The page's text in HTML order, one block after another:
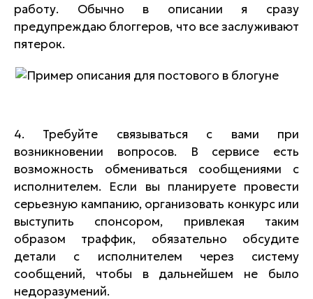
работу. Обычно в описании я сразу
предупреждаю блоггеров, что все заслуживают
пятерок.
4. Требуйте связываться с вами при
возникновении вопросов. В сервисе есть
возможность обмениваться сообщениями с
исполнителем. Если вы планируете провести
серьезную кампанию, организовать конкурс или
выступить спонсором, привлекая таким
образом траффик, обязательно обсудите
детали с исполнителем через систему
сообщений, чтобы в дальнейшем не было
недоразумений.